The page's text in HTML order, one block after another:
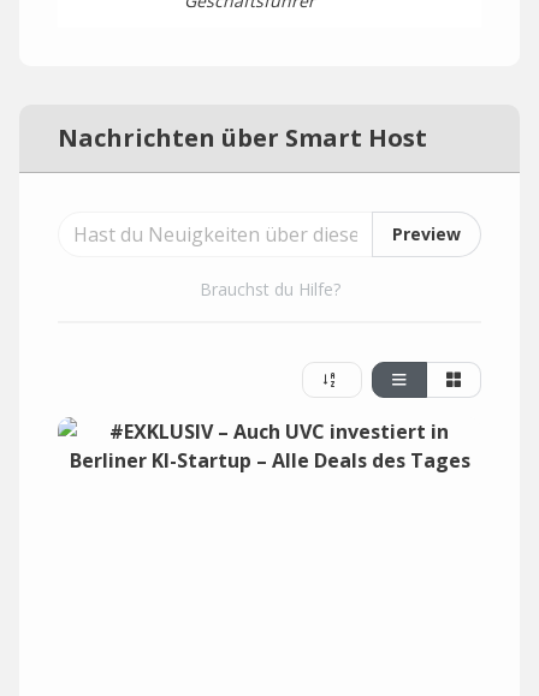
Nachrichten über Smart Host
Preview
Brauchst du Hilfe?